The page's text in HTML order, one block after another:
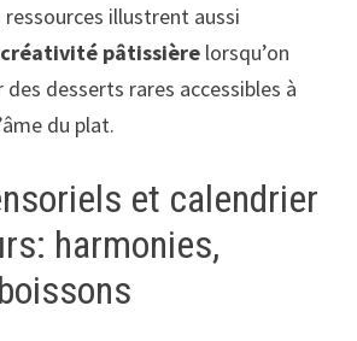
illustrent aussi
créativité pâtissièrelorsqu’on
des desserts rares accessibles à
du plat.
et calendrier
harmonies,